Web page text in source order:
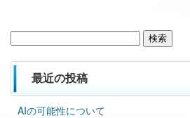
最近の投稿
AIの可能性について